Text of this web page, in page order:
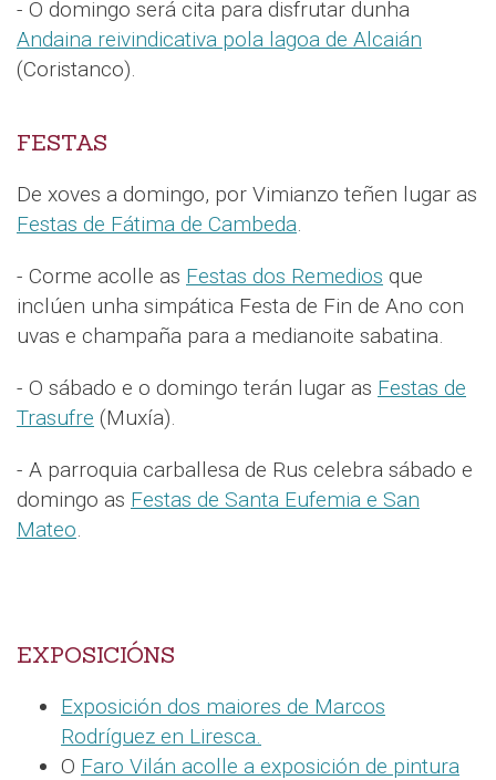
- O domingo será cita para disfrutar dunha
Andaina reivindicativa pola lagoa de Alcaián
(Coristanco).
FESTAS
De xoves a domingo, por Vimianzo teñen lugar as
Festas de Fátima de Cambeda.
- Corme acolle as Festas dos Remedios que
inclúen unha simpática Festa de Fin de Ano con
uvas e champaña para a medianoite sabatina.
- O sábado e o domingo terán lugar as Festas de
Trasufre (Muxía).
- A parroquia carballesa de Rus celebra sábado e
domingo as Festas de Santa Eufemia e San
Mateo.
EXPOSICIÓNS
Exposición dos maiores de Marcos
Rodríguez en Liresca.
O Faro Vilán acolle a exposición de pintura